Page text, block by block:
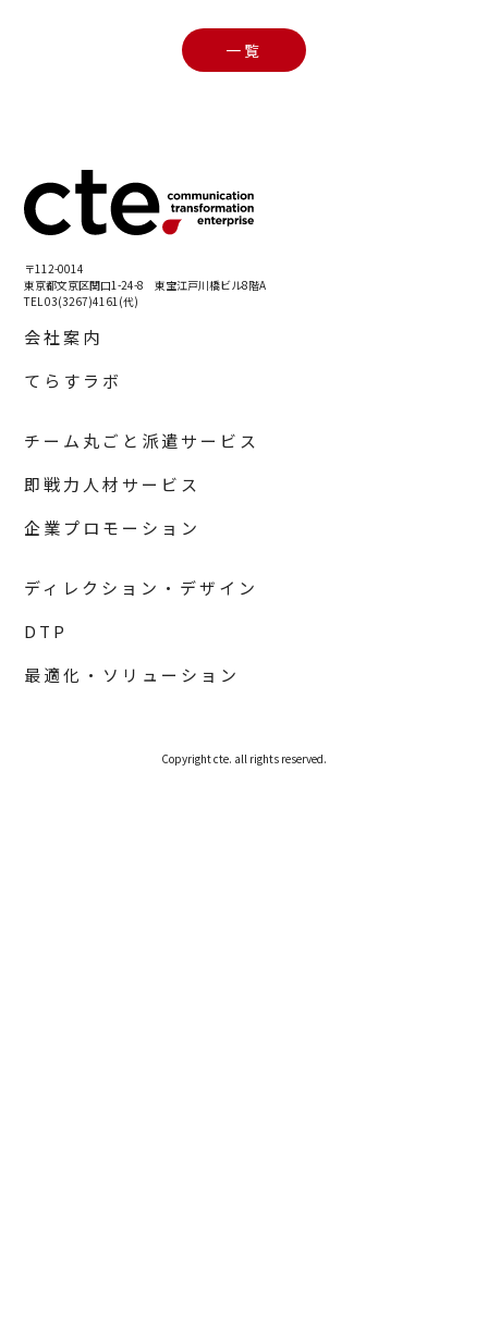
一覧
〒112-0014
東京都文京区関口1-24-8 東宝江戸川橋ビル8階A
TEL 03(3267)4161(代)
会社案内
てらすラボ
チーム丸ごと派遣サービス
即戦力人材サービス
企業プロモーション
ディレクション・デザイン
DTP
最適化・ソリューション
Copyright cte. all rights reserved.